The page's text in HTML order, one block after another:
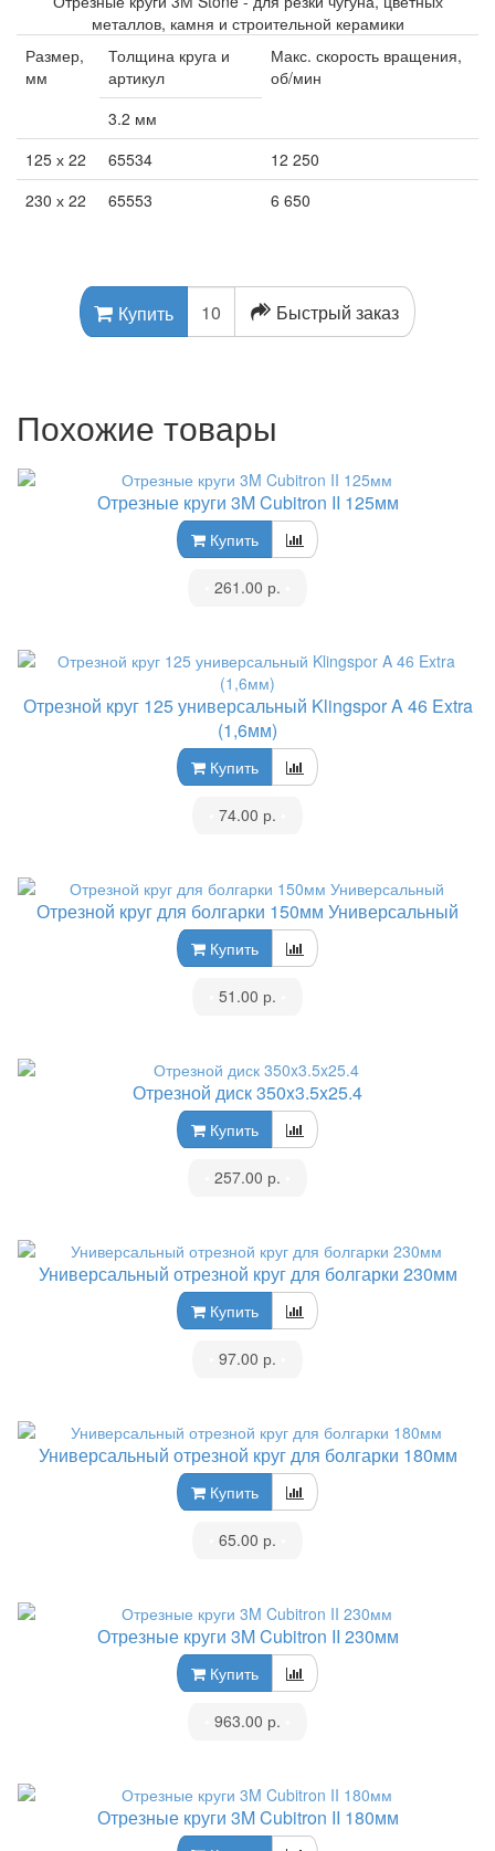
металлов, камня и строительной керамики
Размер,
мм
Толщина круга и
артикул
Макс. скорость вращения,
об/мин
3.2 мм
125 х 22
65534
12 250
230 х 22
65553 6 650
Купить Быстрый заказ
Похожие товары
Отрезные круги 3M Cubitron II 125мм
Купить
261.00 р.
Отрезной круг 125 универсальный Klingspor A 46 Extra
(1,6мм)
Купить
74.00 р.
Отрезной круг для болгарки 150мм Универсальный
Купить
51.00 р.
Отрезной диск 350x3.5x25.4
Купить
257.00 р.
Универсальный отрезной круг для болгарки 230мм
Купить
97.00 р.
Универсальный отрезной круг для болгарки 180мм
Купить
65.00 р.
Отрезные круги 3M Cubitron II 230мм
Купить
963.00 р.
Отрезные круги 3M Cubitron II 180мм